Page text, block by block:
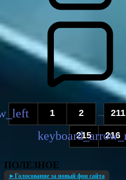
1 2 ... 211
215 216
ПОЛЕЗНОЕ
►Голосование за новый фон сайта